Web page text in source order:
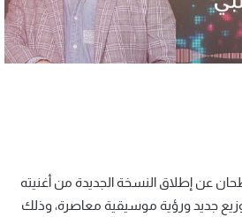
عن إطلاق النسخة الجديدة من أغنيته
جديد ورؤية موسيقية معاصرة، وذلك